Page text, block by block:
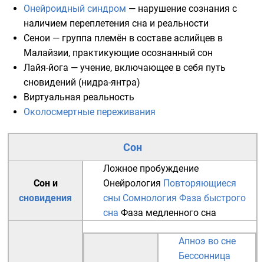
Онейроидный синдром — нарушение сознания с
наличием переплетения сна и реальности
Сенои — группа племён в составе аслийцев в
Малайзии, практикующие осознанный сон
Лайя-йога — учение, включающее в себя путь
сновидений (нидра-янтра)
Виртуальная реальность
Околосмертные переживания
Сон
Сон и
сновидения
Ложное пробуждение
Онейрология Повторяющиеся
сны Сомнология Фаза быстрого
сна Фаза медленного сна
Апноэ во сне
Бессонница